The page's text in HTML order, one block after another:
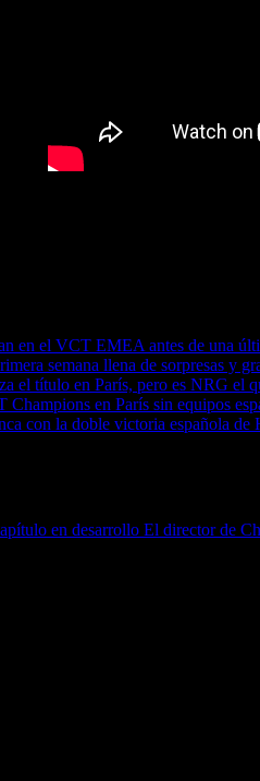
en el VCT EMEA antes de una
semana llena de sorpresas y
el título en París, pero es NRG el
en París sin equipos
con la doble victoria española
en desarrollo El director de